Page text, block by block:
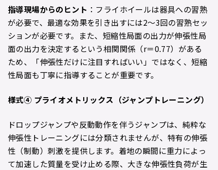
指導現場からのヒント ：フライホイールは器具への習熟
が必要で、最適な効果を引き出すには2〜3回の習熟セッ
ションが必要です。また、短縮性局面の出力が伸張性局
面の出力を決定するという相関関係（r＝0.77）がある
ため、「伸張性だけに注目すればいい」ではなく、短縮
性局面も丁寧に指導することが重要です。
様式④ プライオメトリックス（ジャンプトレーニング）
ドロップジャンプや反動動作を伴うジャンプは、純粋な
伸張性トレーニングには分類されませんが、特有の伸張
性（制動）刺激を提供します。着地の瞬間に重力によっ
て加速した質量を受け止める際、大きな伸張性負荷が生